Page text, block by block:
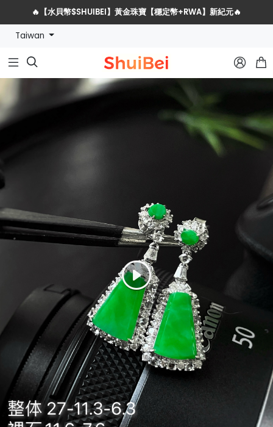
🔥【水貝幣$SHUIBEI】黃金珠寶【穩定幣+RWA】新紀元🔥
Taiwan
  